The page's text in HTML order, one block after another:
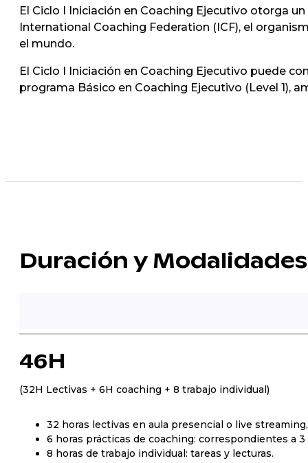
El Ciclo I Iniciación en Coaching Ejecutivo otorga
International Coaching Federation (ICF), el
el mundo.
El Ciclo I Iniciación en Coaching Ejecutivo puede
programa Básico en Coaching Ejecutivo (Level 1),
Duración y Modalidades
46H
(32H Lectivas + 6H coaching + 8 trabajo individual)
32 horas lectivas en aula presencial o live
6 horas prácticas de coaching: correspondientes a
8 horas de trabajo individual: tareas y lecturas.